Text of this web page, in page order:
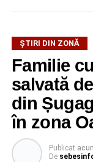
La ediția din
didactice din
profesori
școlari, directori
învățători,
sistemul de
Participare,
ȘTIRI DIN ZONĂ
Familie
salvată
din
în zona
Publicat
De